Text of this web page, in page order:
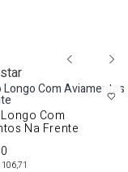
Com
Na Frente
106,71